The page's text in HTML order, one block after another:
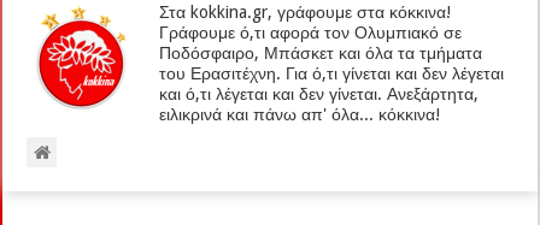
Στα kokkina.gr, γράφουμε στα κόκκινα!
Γράφουμε ό,τι αφορά τον Ολυμπιακό σε
Ποδόσφαιρο, Μπάσκετ και όλα τα τμήματα
του Ερασιτέχνη. Για ό,τι γίνεται και δεν λέγεται
και ό,τι λέγεται και δεν γίνεται. Ανεξάρτητα,
ειλικρινά και πάνω απ' όλα... κόκκινα!